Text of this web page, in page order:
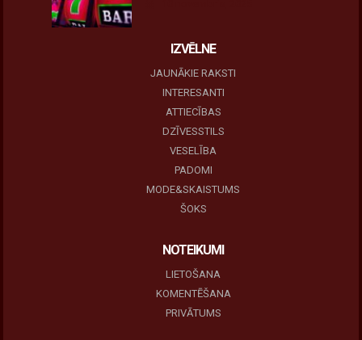
IZVĒLNE
JAUNĀKIE RAKSTI
INTERESANTI
ATTIECĪBAS
DZĪVESSTILS
VESELĪBA
PADOMI
MODE&SKAISTUMS
ŠOKS
NOTEIKUMI
LIETOŠANA
KOMENTĒŠANA
PRIVĀTUMS